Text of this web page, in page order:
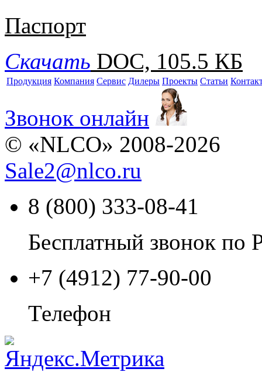
Паспорт
Скачать DOC, 105.5 КБ
Продукция Компания Сервис Дилеры Проекты Статьи
Звонок онлайн
© «NLCO» 2008-2026
Sale2@nlco.ru
8 (800) 333-08-41
Бесплатный звонок по
+7 (4912) 77-90-00
Телефон